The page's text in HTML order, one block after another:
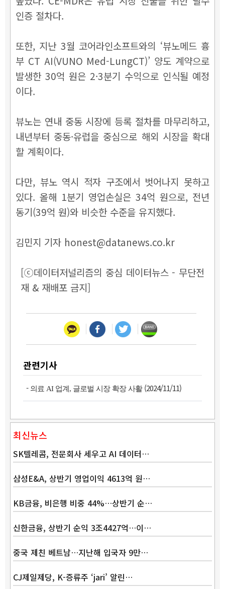
인증 절차다.
또한, 지난 3월 코어라인소프트와의 ‘뷰노메드 흉
부 CT AI(VUNO Med-LungCT)’ 양도 계약으로
발생한 30억 원은 2·3분기 수익으로 인식될 예정
이다.
뷰노는 연내 중동 시장에 등록 절차를 마무리하고,
내년부터 중동·유럽을 중심으로 해외 시장을 확대
할 계획이다.
다만, 뷰노 역시 적자 구조에서 벗어나지 못하고
있다. 올해 1분기 영업손실은 34억 원으로, 전년
동기(39억 원)와 비슷한 수준을 유지했다.
김민지 기자 honest@datanews.co.kr
[ⓒ데이터저널리즘의 중심 데이터뉴스 - 무단전
재 & 재배포 금지]
관련기사
- 의료 AI 업계, 글로벌 시장 확장 사활(2024/11/11)
최신뉴스
SK텔레콤, 전문회사 세우고 AI 데이터…
삼성E&A, 상반기 영업이익 4613억 원…
KB금융, 비은행 비중 44%…상반기 순…
신한금융, 상반기 순익 3조4427억…이…
중국 제친 베트남…지난해 입국자 9만…
CJ제일제당, K-증류주 ‘jari’ 알린…